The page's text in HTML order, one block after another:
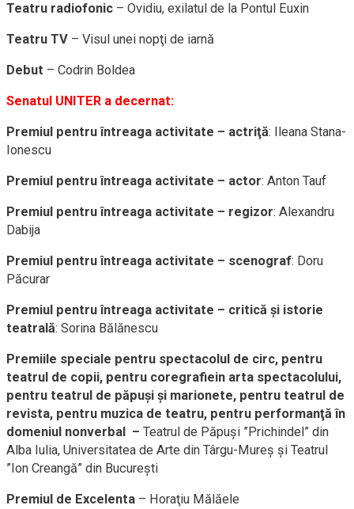
Teatru radiofonic – Ovidiu, exilatul de la Pontul Euxin
Teatru TV – Visul unei nopţi de iarnă
Debut – Codrin Boldea
Senatul UNITER a decernat:
Premiul pentru întreaga activitate – actriţă: Ileana Stana-
Ionescu
Premiul pentru întreaga activitate – actor: Anton Tauf
Premiul pentru întreaga activitate – regizor: Alexandru
Dabija
Premiul pentru întreaga activitate – scenograf: Doru
Păcurar
Premiul pentru întreaga activitate – critică şi istorie
teatrală: Sorina Bălănescu
Premiile speciale pentru spectacolul de circ, pentru
teatrul de copii, pentru coregrafiein arta spectacolului,
pentru teatrul de păpuşi şi marionete, pentru teatrul de
revista, pentru muzica de teatru, pentru performanţă în
domeniul nonverbal – Teatrul de Păpuşi ”Prichindel” din
Alba Iulia, Universitatea de Arte din Târgu-Mureş şi Teatrul
”Ion Creangă” din Bucureşti
Premiul de Excelenta – Horaţiu Mălăele